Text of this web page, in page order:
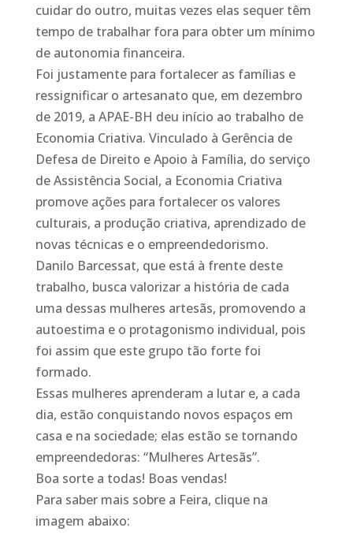
cuidar do outro, muitas vezes elas sequer têm
tempo de trabalhar fora para obter um mínimo
de autonomia financeira.
Foi justamente para fortalecer as famílias e
ressignificar o artesanato que, em dezembro
de 2019, a APAE-BH deu início ao trabalho de
Economia Criativa. Vinculado à Gerência de
Defesa de Direito e Apoio à Família, do serviço
de Assistência Social, a Economia Criativa
promove ações para fortalecer os valores
culturais, a produção criativa, aprendizado de
novas técnicas e o empreendedorismo.
Danilo Barcessat, que está à frente deste
trabalho, busca valorizar a história de cada
uma dessas mulheres artesãs, promovendo a
autoestima e o protagonismo individual, pois
foi assim que este grupo tão forte foi
formado.
Essas mulheres aprenderam a lutar e, a cada
dia, estão conquistando novos espaços em
casa e na sociedade; elas estão se tornando
empreendedoras: “Mulheres Artesãs”.
Boa sorte a todas! Boas vendas!
Para saber mais sobre a Feira, clique na
imagem abaixo: